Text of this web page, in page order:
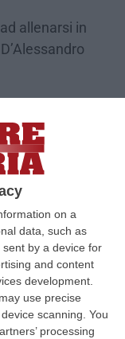
on a
data, such as
by a device for
and content
development.
use precise
scanning. You
processing
allenarsi in
ma le